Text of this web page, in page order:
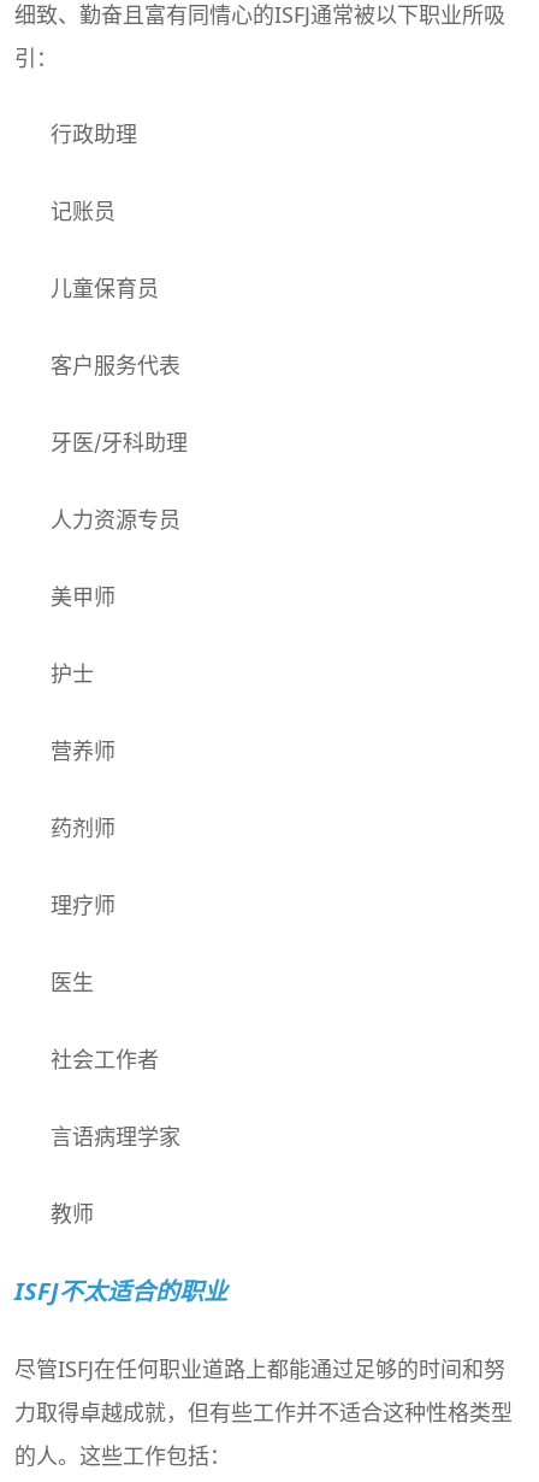
细致、勤奋且富有同情心的ISFJ通常被以下职业所吸
引：
行政助理
记账员
儿童保育员
客户服务代表
牙医/牙科助理
人力资源专员
美甲师
护士
营养师
药剂师
理疗师
医生
社会工作者
言语病理学家
教师
ISFJ不太适合的职业
尽管ISFJ在任何职业道路上都能通过足够的时间和努
力取得卓越成就，但有些工作并不适合这种性格类型
的人。这些工作包括：